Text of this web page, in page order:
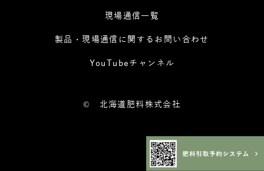
現場通信一覧
製品・現場通信に関するお問い合わせ
YouTubeチャンネル
© 北海道肥料株式会社